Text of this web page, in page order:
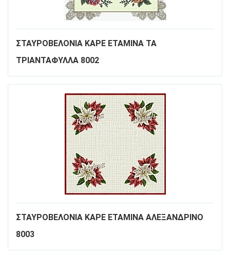
ΣΤΑΥΡΟΒΕΛΟΝΙΑ ΚΑΡΕ ΕΤΑΜΙΝΑ ΤΑ
ΤΡΙΑΝΤΑΦΥΛΛΑ 8002
ΣΤΑΥΡΟΒΕΛΟΝΙΑ ΚΑΡΕ ΕΤΑΜΙΝΑ ΑΛΕΞΑΝΔΡΙΝΟ
8003